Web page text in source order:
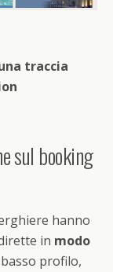
traccia
sul booking
hanno
in modo
profilo,